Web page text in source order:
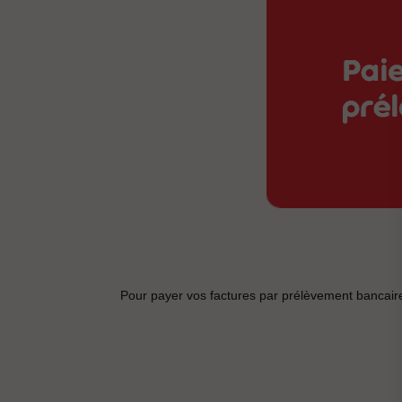
Pour payer vos factures par prélèvement